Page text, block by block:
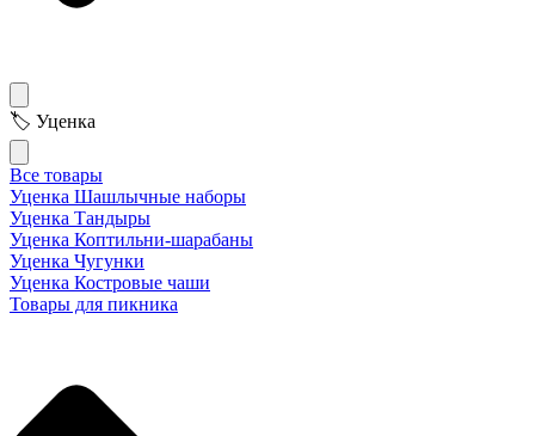
🏷 Уценка
Все товары
Уценка Шашлычные наборы
Уценка Тандыры
Уценка Коптильни-шарабаны
Уценка Чугунки
Уценка Костровые чаши
Товары для пикника